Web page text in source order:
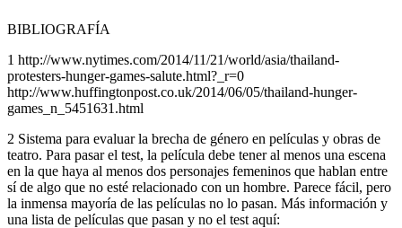
BIBLIOGRAFÍA
1 http://www.nytimes.com/2014/11/21/world/asia/thailand-
protesters-hunger-games-salute.html?_r=0
http://www.huffingtonpost.co.uk/2014/06/05/thailand-hunger-
games_n_5451631.html
2 Sistema para evaluar la brecha de género en películas y obras de
teatro. Para pasar el test, la película debe tener al menos una escena
en la que haya al menos dos personajes femeninos que hablan entre
sí de algo que no esté relacionado con un hombre. Parece fácil, pero
la inmensa mayoría de las películas no lo pasan. Más información y
una lista de películas que pasan y no el test aquí: